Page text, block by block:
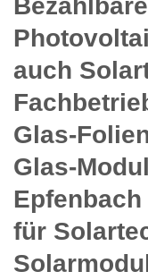
auch
Glas-
Glas-
für